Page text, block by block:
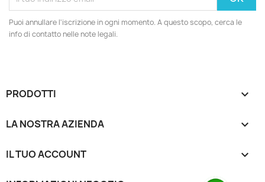
Puoi annullare l'iscrizione in ogni momento. A questo scopo, cerca le
info di contatto nelle note legali.
PRODOTTI 
LA NOSTRA AZIENDA 
IL TUO ACCOUNT 